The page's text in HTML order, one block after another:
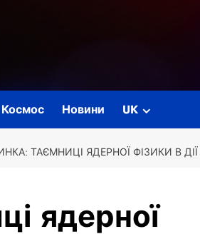
Космос Новини UK
ТАЄМНИЦІ ЯДЕРНОЇ ФІЗИКИ В ДІЇ
ядерної